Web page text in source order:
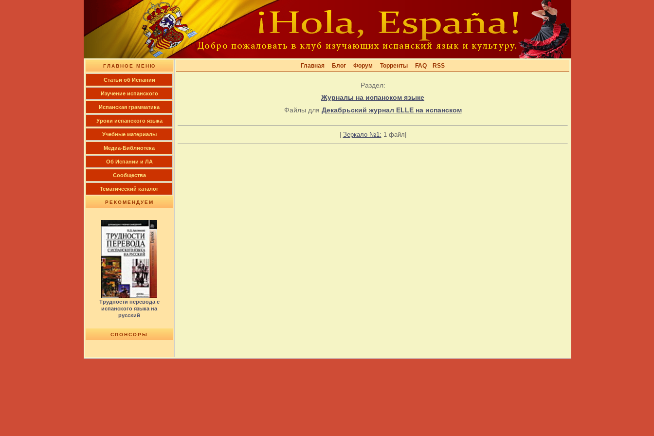
ГЛАВНОЕ МЕНЮ
Cтатьи об Испании
Изучение испанского
Испанская грамматика
Уроки испанского языка
Учебные материалы
Медиа-Библиотека
Об Испании и ЛА
Сообщества
Тематический каталог
РЕКОМЕНДУЕМ
Трудности перевода с
испанского языка на
русский
СПОНСОРЫ
Главная Блог Форум Торренты FAQ RSS
Раздел:
Журналы на испанском языке
Файлы для Декабрьский журнал ELLE на испанском
Зеркало №1: 1 файл|